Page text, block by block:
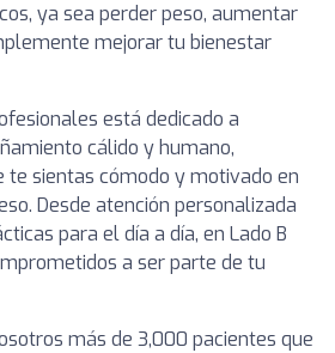
ya sea perder peso, aumentar
mejorar tu bienestar
está dedicado a
cálido y humano,
te sientas cómodo y motivado en
Desde atención personalizada
para el día a día, en Lado B
a ser parte de tu
más de 3,000 pacientes que